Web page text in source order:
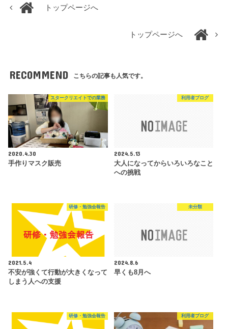
トップページへ
トップページへ
RECOMMEND こちらの記事も人気です。
スタークリエイトでの業務
2020.4.30
手作りマスク販売
利用者ブログ
2024.5.13
大人になってからいろいろなこと
への挑戦
研修・勉強会報告
2021.5.4
不安が強くて行動が大きくなって
しまう人への支援
未分類
2024.8.6
早くも8月へ
研修・勉強会報告 利用者ブログ